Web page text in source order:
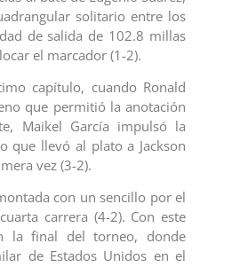
solitario entre los
de salida de 102.8 millas
el marcador (1-2).
capítulo, cuando Ronald
que permitió la anotación
Maikel García impulsó la
que llevó al plato a Jackson
vez (3-2).
con un sencillo por el
carrera (4-2). Con este
la final del torneo, donde
de Estados Unidos en el